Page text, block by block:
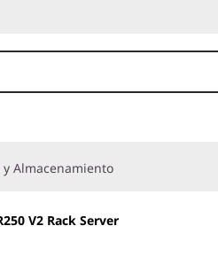
y Almacenamiento
V2 Rack Server